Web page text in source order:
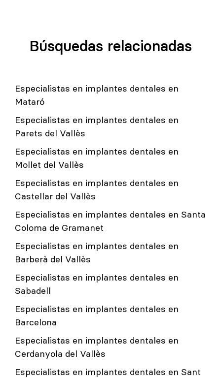
Búsquedas relacionadas
Especialistas en implantes dentales en
Mataró
Especialistas en implantes dentales en
Parets del Vallès
Especialistas en implantes dentales en
Mollet del Vallès
Especialistas en implantes dentales en
Castellar del Vallès
Especialistas en implantes dentales en Santa
Coloma de Gramanet
Especialistas en implantes dentales en
Barberà del Vallès
Especialistas en implantes dentales en
Sabadell
Especialistas en implantes dentales en
Barcelona
Especialistas en implantes dentales en
Cerdanyola del Vallès
Especialistas en implantes dentales en Sant